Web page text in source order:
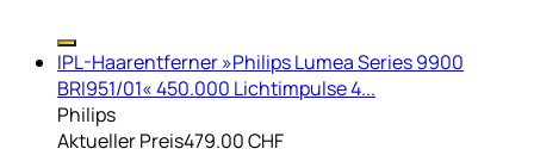
IPL-Haarentferner »Philips Lumea Series 9900
BRI951/01« 450.000 Lichtimpulse 4...
Philips
Aktueller Preis479.00 CHF